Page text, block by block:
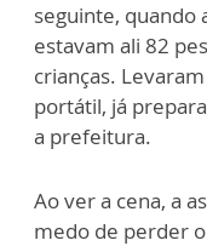
seguinte, quando
estavam ali 82
crianças.
portátil, já
a prefeitura.
Ao ver a cena, a
medo de perder